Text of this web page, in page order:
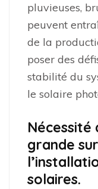
pluvieuses,
peuvent
de la
poser des
stabilité du
le solaire
Nécessité
grande
solaires.